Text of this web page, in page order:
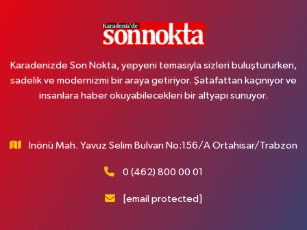
Karadenizde Son Nokta, yepyeni temasıyla sizleri buluştururken,
sadelik ve modernizmi bir araya getiriyor. Şatafattan kaçınıyor ve
insanlara haber okuyabilecekleri bir altyapı sunuyor.
İnönü Mah. Yavuz Selim Bulvarı No:156/A Ortahisar/Trabzon
0 (462) 800 00 01
[email protected]